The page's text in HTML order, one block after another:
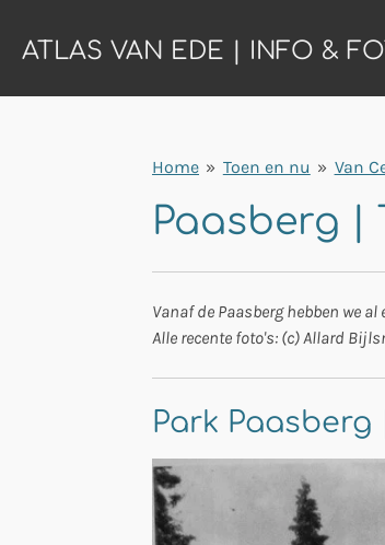
direct
de
ATLAS VAN EDE | INFO &
Home » Toen en nu » Van
Paasberg |
Vanaf de Paasberg hebben we
Alle recente foto's: (c) Allard
Park